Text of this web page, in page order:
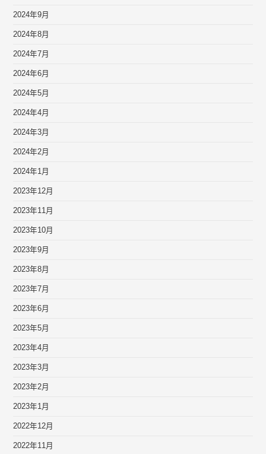
2024年9月
2024年8月
2024年7月
2024年6月
2024年5月
2024年4月
2024年3月
2024年2月
2024年1月
2023年12月
2023年11月
2023年10月
2023年9月
2023年8月
2023年7月
2023年6月
2023年5月
2023年4月
2023年3月
2023年2月
2023年1月
2022年12月
2022年11月